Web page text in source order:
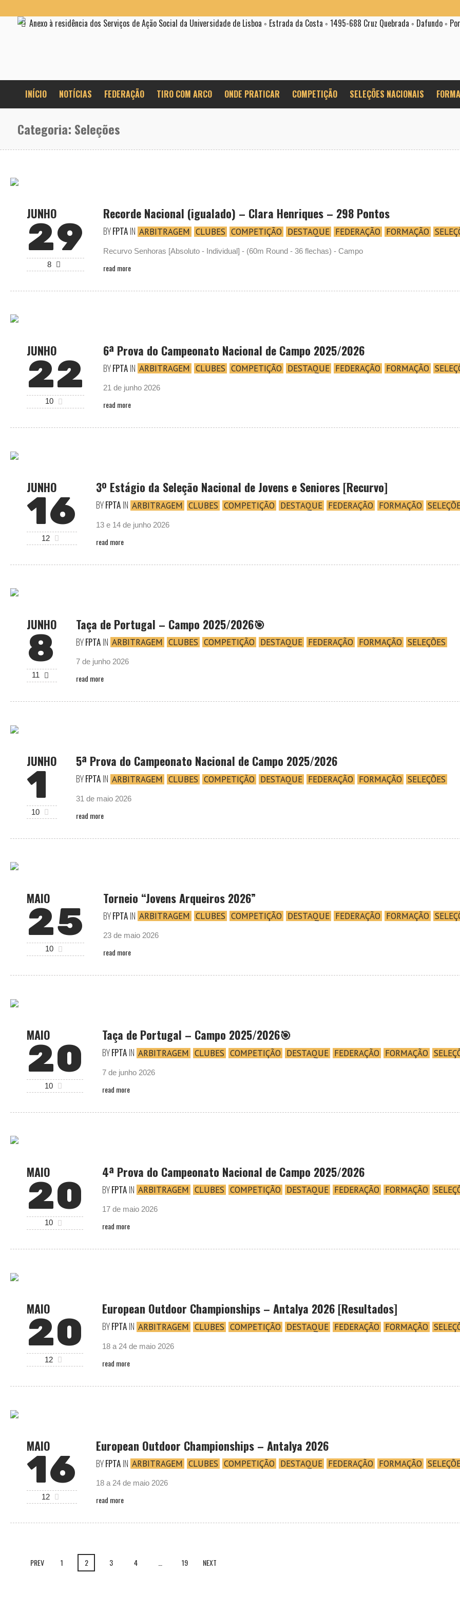
Anexo à residência dos Serviços de Ação Social da Universidade de Lisboa ◦ Estrada da Costa ◦ 1495-688 Cruz Quebrada ◦ Dafundo ◦
INÍCIO NOTÍCIAS FEDERAÇÃO TIRO COM ARCO ONDE PRATICAR COMPETIÇÃO SELEÇÕES NACIONAIS
Categoria: Seleções
JUNHO
29
8
Recorde Nacional (igualado) – Clara Henriques – 298 Pontos
BYFPTA IN ARBITRAGEM CLUBES COMPETIÇÃO DESTAQUE FEDERAÇÃO FORMAÇÃO
Recurvo Senhoras [Absoluto - Individual] - (60m Round - 36 flechas) - Campo
read more
JUNHO
22
10
6ª Prova do Campeonato Nacional de Campo 2025/2026
BYFPTA IN ARBITRAGEM CLUBES COMPETIÇÃO DESTAQUE FEDERAÇÃO FORMAÇÃO
21 de junho 2026
read more
JUNHO
16
12
3º Estágio da Seleção Nacional de Jovens e Seniores [Recurvo]
BYFPTA IN ARBITRAGEM CLUBES COMPETIÇÃO DESTAQUE FEDERAÇÃO FORMAÇÃO
13 e 14 de junho 2026
read more
JUNHO
8
11
Taça de Portugal – Campo 2025/2026🎯
BYFPTA IN ARBITRAGEM CLUBES COMPETIÇÃO DESTAQUE FEDERAÇÃO FORMAÇÃO SELEÇÕES
7 de junho 2026
read more
JUNHO
1
10
5ª Prova do Campeonato Nacional de Campo 2025/2026
BYFPTA IN ARBITRAGEM CLUBES COMPETIÇÃO DESTAQUE FEDERAÇÃO FORMAÇÃO SELEÇÕES
31 de maio 2026
read more
MAIO
25
10
Torneio “Jovens Arqueiros 2026”
BYFPTA IN ARBITRAGEM CLUBES COMPETIÇÃO DESTAQUE FEDERAÇÃO FORMAÇÃO
23 de maio 2026
read more
MAIO
20
10
Taça de Portugal – Campo 2025/2026🎯
BYFPTA IN ARBITRAGEM CLUBES COMPETIÇÃO DESTAQUE FEDERAÇÃO FORMAÇÃO
7 de junho 2026
read more
MAIO
20
10
4ª Prova do Campeonato Nacional de Campo 2025/2026
BYFPTA IN ARBITRAGEM CLUBES COMPETIÇÃO DESTAQUE FEDERAÇÃO FORMAÇÃO
17 de maio 2026
read more
MAIO
20
12
European Outdoor Championships – Antalya 2026 [Resultados]
BYFPTA IN ARBITRAGEM CLUBES COMPETIÇÃO DESTAQUE FEDERAÇÃO FORMAÇÃO
18 a 24 de maio 2026
read more
MAIO
16
12
European Outdoor Championships – Antalya 2026
BYFPTA IN ARBITRAGEM CLUBES COMPETIÇÃO DESTAQUE FEDERAÇÃO FORMAÇÃO
18 a 24 de maio 2026
read more
PREV 1 2 3 4 … 19 NEXT